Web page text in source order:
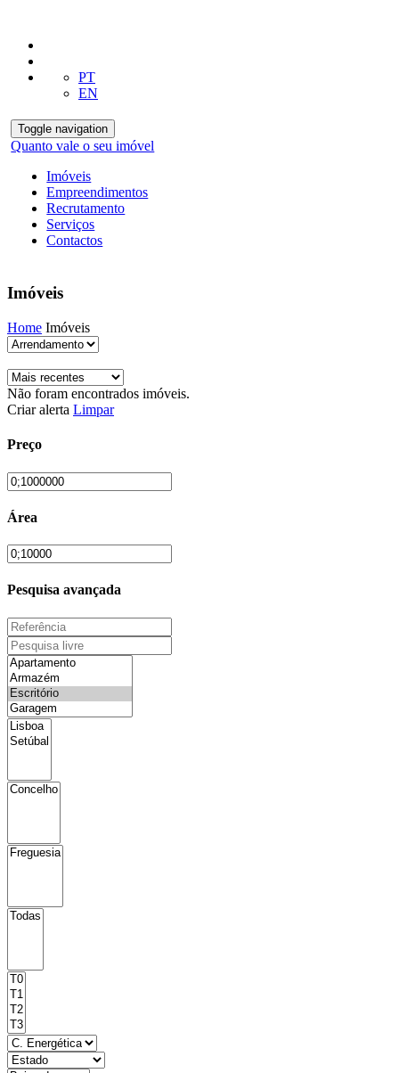
PT
EN
Toggle navigation
Quanto vale o seu imóvel
Imóveis
Empreendimentos
Recrutamento
Serviços
Contactos
Imóveis
Home Imóveis
Não foram encontrados imóveis.
Criar alerta Limpar
Preço
Área
Pesquisa avançada